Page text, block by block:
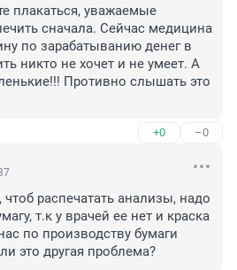
плакаться, уважаемые
сначала. Сейчас медицина
по зарабатыванию денег в
никто не хочет и не умеет. А
Противно слышать это
+0 –0
распечатать анализы, надо
т.к у врачей ее нет и краска
по производству бумаги
это другая проблема?